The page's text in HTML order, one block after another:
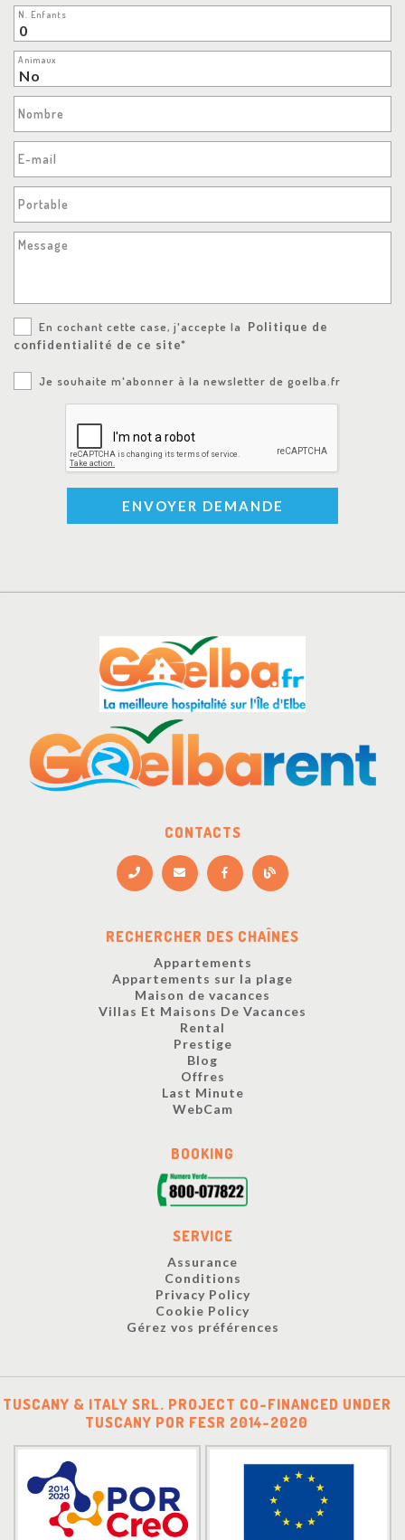
N. Enfants
Animaux
Nombre
E-mail
Portable
Message
En cochant cette case, j'accepte la
Politique de
confidentialité de ce site*
Je souhaite m'abonner à la newsletter de goelba.fr
ENVOYER DEMANDE
CONTACTS
RECHERCHER DES CHAÎNES
Appartements
Appartements sur la plage
Maison de vacances
Villas Et Maisons De Vacances
Rental
Prestige
Blog
Offres
Last Minute
WebCam
BOOKING
SERVICE
Assurance
Conditions
Privacy Policy
Cookie Policy
Gérez vos préférences
TUSCANY & ITALY SRL. PROJECT CO-FINANCED UNDER
TUSCANY POR FESR 2014-2020